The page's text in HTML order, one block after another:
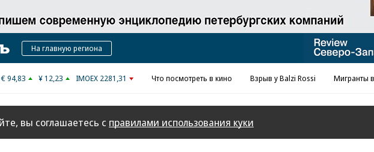
КоммерсантъНа главную региона
€ 94,83 ¥ 12,23 IMOEX 2281,31 Что посмотреть в кино Взрыв у Balzi Rossi Мигранты
вы соглашаетесь с правилами использования куки